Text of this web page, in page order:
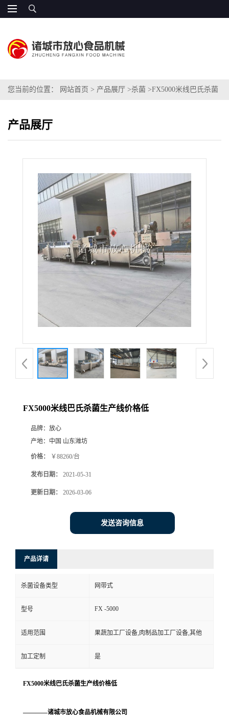
您当前的位置： 网站首页 > 产品展厅 >杀菌 >FX5000米线巴氏杀菌
产品展厅
FX5000米线巴氏杀菌生产线价格低
品牌： 放心
产地： 中国 山东潍坊
价格： ￥88260/台
发布日期： 2021-05-31
更新日期： 2026-03-06
发送咨询信息
产品详请
杀菌设备类型 网带式
型号 FX -5000
适用范围 果蔬加工厂设备,肉制品加工厂设备,其他
加工定制 是
FX5000米线巴氏杀菌生产线价格低
————诸城市放心食品机械有限公司